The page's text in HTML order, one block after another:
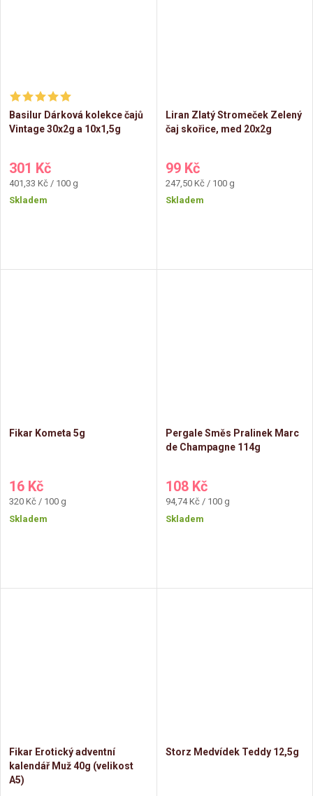
Basilur Dárková kolekce čajů
Vintage 30x2g a 10x1,5g
301 Kč
Měrná
cena:
401,33 Kč / 100 g
Skladem
Liran Zlatý Stromeček Zelený
čaj skořice, med 20x2g
99 Kč
Měrná
cena:
247,50 Kč / 100 g
Skladem
Fikar Kometa 5g
16 Kč
Měrná
cena:
320 Kč / 100 g
Skladem
Pergale Směs Pralinek Marc
de Champagne 114g
108 Kč
Měrná
cena:
94,74 Kč / 100 g
Skladem
Fikar Erotický adventní
kalendář Muž 40g (velikost
A5)
Storz Medvídek Teddy 12,5g